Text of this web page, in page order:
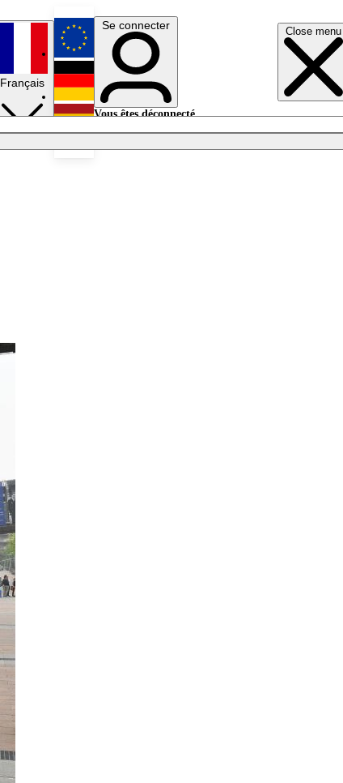
Close menu
Français
English
Deutsch
Se connecter
Vous êtes déconnecté.